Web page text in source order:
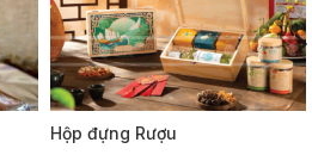
Hộp đựng Rượu